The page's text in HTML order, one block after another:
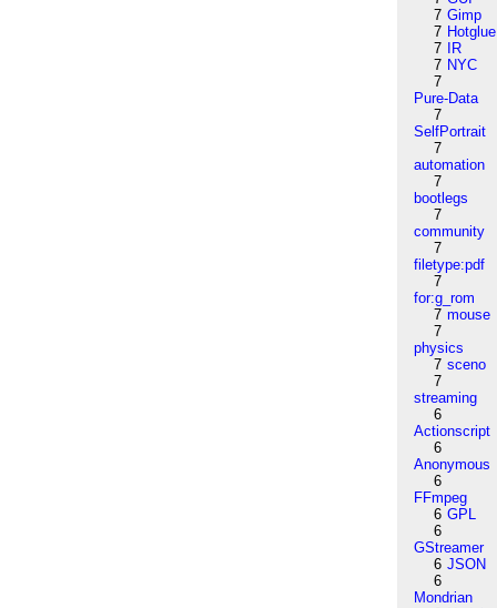
7 Gimp
7 Hotglue
7
IR
7 NYC
7
Pure-Data
7
SelfPortrait
7
automation
7
bootlegs
7
community
7
filetype:pdf
7
for:g_rom
7 mouse
7
physics
7 sceno
7
streaming
6
Actionscript
6
Anonymous
6
FFmpeg
6 GPL
6
GStreamer
6 JSON
6
Mondrian